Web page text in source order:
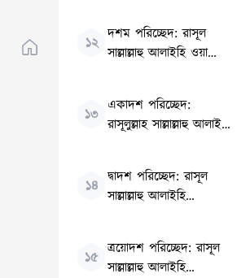
১২
দশম পরিচ্ছেদ: রাসূল
সাল্লাল্লাহু আলাইহি ওয়া
১৩
একাদশ পরিচ্ছেদ:
রাসূলুল্লাহ সাল্লাল্লাহু আলাইহি
১৪
দ্বাদশ পরিচ্ছেদ: রাসূল
সাল্লাল্লাহু আলাইহি
১৫
ত্রয়োদশ পরিচ্ছেদ: রাসূল
সাল্লাল্লাহু আলাইহি